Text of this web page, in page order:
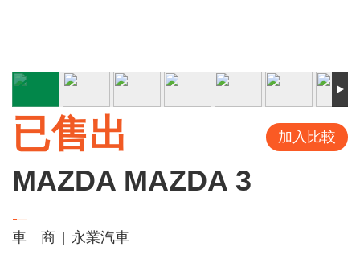
已售出 加入比較
MAZDA MAZDA 3
車 商
永業汽車